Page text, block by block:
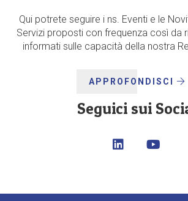
Qui potrete seguire i ns. Eventi e le
Servizi proposti con frequenza così da
informati sulle capacità della nostra
APPROFONDISCI
Seguici sui